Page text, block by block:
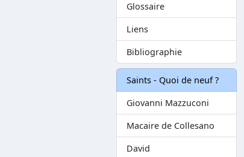
Glossaire
Liens
Bibliographie
Saints - Quoi de neuf ?
Giovanni Mazzuconi
Macaire de Collesano
David